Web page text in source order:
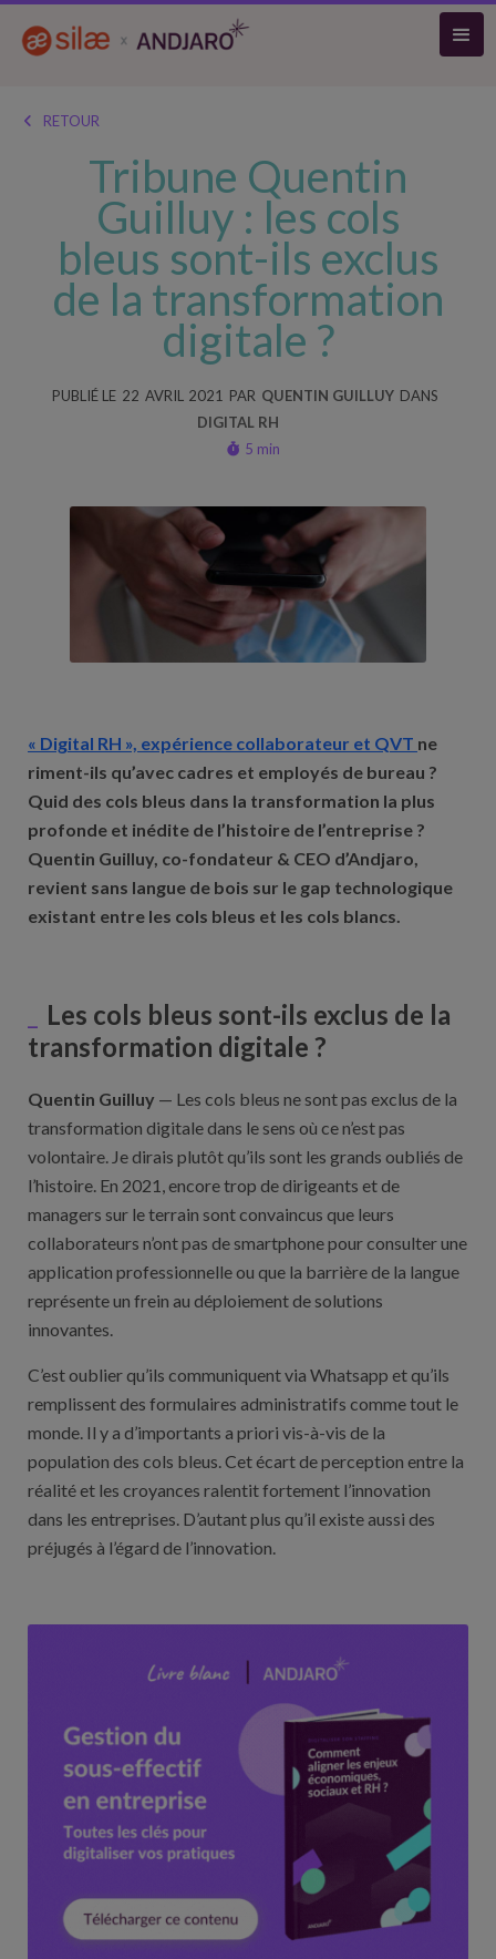
 RETOUR
Tribune Quentin
Guilluy : les cols
bleus sont-ils exclus
de la transformation
digitale ?
PUBLIÉ LE 22 AVRIL 2021 PAR QUENTIN GUILLUY DANS
DIGITAL RH
 5 min
« Digital RH », expérience collaborateur et QVT ne
riment-ils qu’avec cadres et employés de bureau ?
Quid des cols bleus dans la transformation la plus
profonde et inédite de l’histoire de l’entreprise ?
Quentin Guilluy, co-fondateur & CEO d’Andjaro,
revient sans langue de bois sur le gap technologique
existant entre les cols bleus et les cols blancs.
Les cols bleus sont-ils exclus de la
transformation digitale ?
Quentin Guilluy — Les cols bleus ne sont pas exclus de la
transformation digitale dans le sens où ce n’est pas
volontaire. Je dirais plutôt qu’ils sont les grands oubliés de
l’histoire. En 2021, encore trop de dirigeants et de
managers sur le terrain sont convaincus que leurs
collaborateurs n’ont pas de smartphone pour consulter une
application professionnelle ou que la barrière de la langue
représente un frein au déploiement de solutions
innovantes.
C’est oublier qu’ils communiquent via Whatsapp et qu’ils
remplissent des formulaires administratifs comme tout le
monde. Il y a d’importants a priori vis-à-vis de la
population des cols bleus. Cet écart de perception entre la
réalité et les croyances ralentit fortement l’innovation
dans les entreprises. D’autant plus qu’il existe aussi des
préjugés à l’égard de l’innovation.